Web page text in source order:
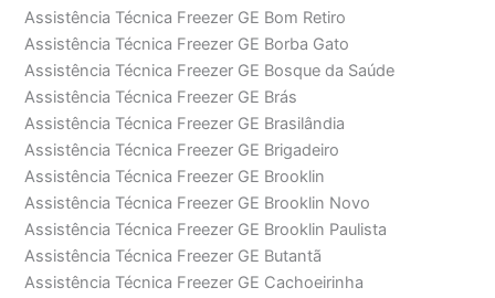
Assistência Técnica Freezer GE Bom Retiro
Assistência Técnica Freezer GE Borba Gato
Assistência Técnica Freezer GE Bosque da Saúde
Assistência Técnica Freezer GE Brás
Assistência Técnica Freezer GE Brasilândia
Assistência Técnica Freezer GE Brigadeiro
Assistência Técnica Freezer GE Brooklin
Assistência Técnica Freezer GE Brooklin Novo
Assistência Técnica Freezer GE Brooklin Paulista
Assistência Técnica Freezer GE Butantã
Assistência Técnica Freezer GE Cachoeirinha